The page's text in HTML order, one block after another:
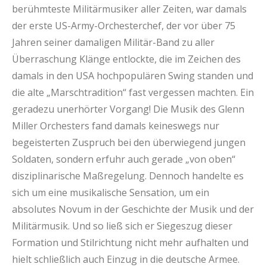
berühmteste Militärmusiker aller Zeiten, war damals
der erste US-Army-Orchesterchef, der vor über 75
Jahren seiner damaligen Militär-Band zu aller
Überraschung Klänge entlockte, die im Zeichen des
damals in den USA hochpopulären Swing standen und
die alte „Marschtradition“ fast vergessen machten. Ein
geradezu unerhörter Vorgang! Die Musik des Glenn
Miller Orchesters fand damals keineswegs nur
begeisterten Zuspruch bei den überwiegend jungen
Soldaten, sondern erfuhr auch gerade „von oben“
disziplinarische Maßregelung. Dennoch handelte es
sich um eine musikalische Sensation, um ein
absolutes Novum in der Geschichte der Musik und der
Militärmusik. Und so ließ sich er Siegeszug dieser
Formation und Stilrichtung nicht mehr aufhalten und
hielt schließlich auch Einzug in die deutsche Armee.